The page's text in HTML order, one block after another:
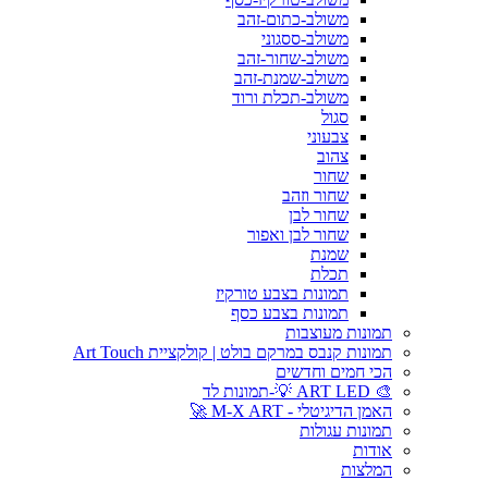
משולב-כתום-זהב
משולב-ססגוני
משולב-שחור-זהב
משולב-שמנת-זהב
משולב-תכלת ורוד
סגול
צבעוני
צהוב
שחור
שחור וזהב
שחור לבן
שחור לבן ואפור
שמנת
תכלת
תמונות בצבע טורקיז
תמונות בצבע כסף
תמונות מעוצבות
תמונות קנבס במרקם בולט | קולקציית Art Touch
הכי חמים וחדשים
🎨 ART LED 💡-תמונות לד
האמן הדיגיטלי - M-X ART 🚀
תמונות עגולות
אודות
המלצות